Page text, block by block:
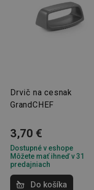
Drvič na cesnak
GrandCHEF
3,70 €
Dostupné v eshope
Môžete mať ihneď v 31
predajniach
Do košíka